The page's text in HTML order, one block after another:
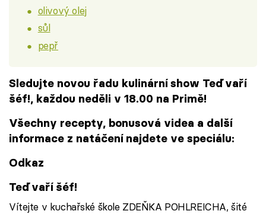
olivový olej
sůl
pepř
Sledujte novou řadu kulinární show Teď vaří
šéf!, každou neděli v 18.00 na Primě!
Všechny recepty, bonusová videa a další
informace z natáčení najdete ve speciálu:
Odkaz
Teď vaří šéf!
Vítejte v kuchařské škole ZDEŇKA POHLREICHA, šité